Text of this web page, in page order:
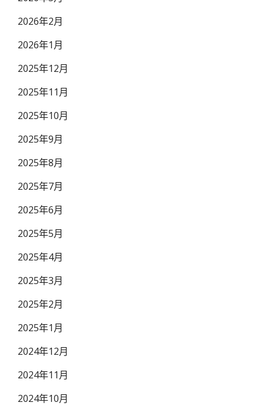
2026年2月
2026年1月
2025年12月
2025年11月
2025年10月
2025年9月
2025年8月
2025年7月
2025年6月
2025年5月
2025年4月
2025年3月
2025年2月
2025年1月
2024年12月
2024年11月
2024年10月